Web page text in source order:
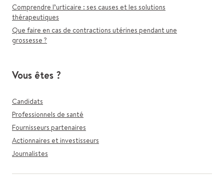
Comprendre l’urticaire : ses causes et les solutions
thérapeutiques
Que faire en cas de contractions utérines pendant une
grossesse ?
Vous êtes ?
Candidats
Professionnels de santé
Fournisseurs partenaires
Actionnaires et investisseurs
Journalistes